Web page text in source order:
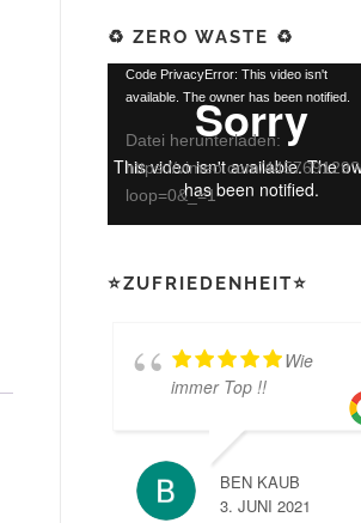
♻️ ZERO WASTE ♻️
Video-
Player
Code PrivacyError: This video isn't
available. The owner has been notified.
Datei herunterladen:
https://vimeo.com/445769129?
loop=0&_=1
⭐ZUFRIEDENHEIT⭐
Wie
immer Top !!
BEN KAUB
3. JUNI 2021